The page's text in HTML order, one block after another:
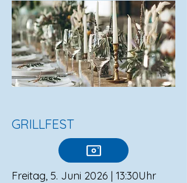
GRILLFEST
Freitag, 5. Juni 2026 | 13:30Uhr​